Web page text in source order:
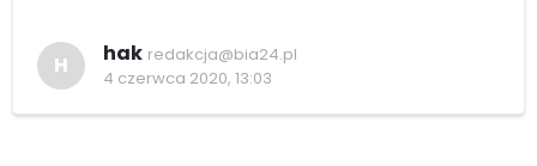
H hak redakcja@bia24.pl
4 czerwca 2020, 13:03